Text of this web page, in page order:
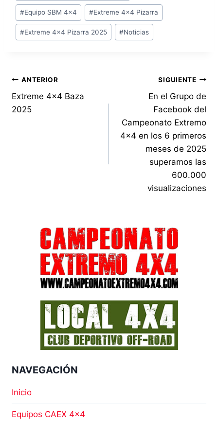
entrada:
#Equipo SBM 4x4 #Extreme 4x4 Pizarra
#Extreme 4x4 Pizarra 2025 #Noticias
Navegación
de
ANTERIOR
Extreme 4×4 Baza
2025
SIGUIENTE
En el Grupo de
Facebook del
Campeonato Extremo
4×4 en los 6 primeros
meses de 2025
superamos las
600.000
visualizaciones
NAVEGACIÓN
Inicio
Equipos CAEX 4×4